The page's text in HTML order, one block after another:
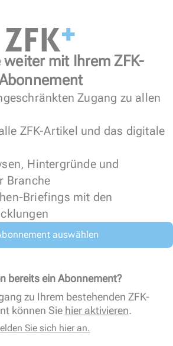
weiter mit Ihrem ZFK-
Zugang zu allen
ZFK-Artikel und das digitale
Hintergründe und
Branche
Briefings mit den
auswählen
bereits ein Abonnement?
zu Ihrem bestehenden ZFK-
können Sie hier aktivieren.
Sie sich hier an.